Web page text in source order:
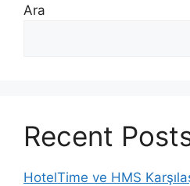
Ara
Recent
HotelTime ve HMS